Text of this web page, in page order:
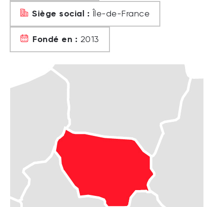
Siège social : Île-de-France
Fondé en : 2013